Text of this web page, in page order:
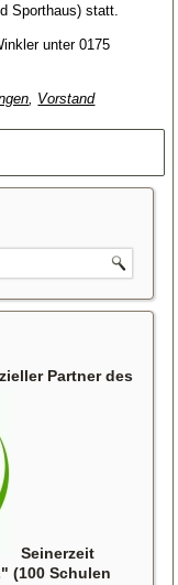
Sporthaus) statt.
unter 0175
, Vorstand
Partner des
Seinerzeit
(100 Schulen